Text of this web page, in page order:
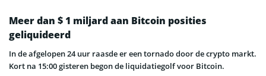
Meer dan $ 1 miljard aan Bitcoin posities
geliquideerd
In de afgelopen 24 uur raasde er een tornado door de crypto markt.
Kort na 15:00 gisteren begon de liquidatiegolf voor Bitcoin.